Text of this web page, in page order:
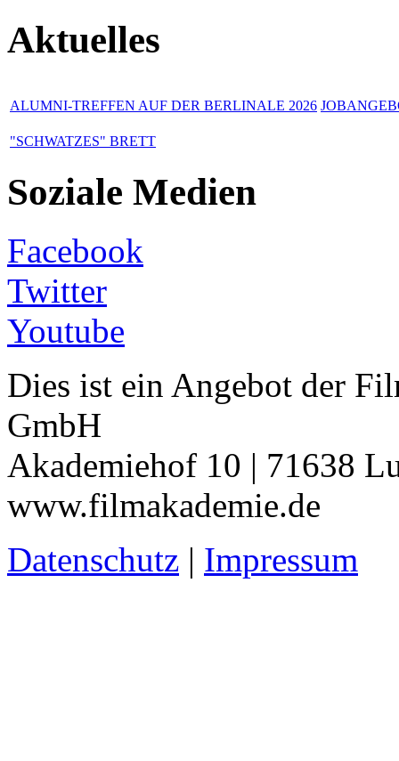
Aktuelles
ALUMNI-TREFFEN AUF DER BERLINALE 2026
"SCHWATZES" BRETT
Soziale Medien
Facebook
Twitter
Youtube
Dies ist ein Angebot der
GmbH
Akademiehof 10 | 71638
www.filmakademie.de
Datenschutz | Impressum